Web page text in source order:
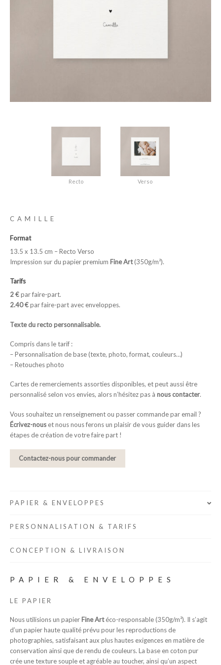
Recto Verso
CAMILLE
Format
13.5 x 13.5 cm – Recto Verso
Impression sur du papier premium Fine Art(350g/m²).
Tarifs
2 €par faire-part.
2.40 €par faire-part avec enveloppes.
Texte du recto personnalisable.
Compris dans le tarif :
– Personnalisation de base (texte, photo, format, couleurs…)
– Retouches photo
Cartes de remerciements assorties disponibles, et peut aussi être
personnalisé selon vos envies, alors n’hésitez pas à nous contacter.
Vous souhaitez un renseignement ou passer commande par email ?
Écrivez-nous et nous nous ferons un plaisir de vous guider dans les
étapes de création de votre faire part !
Contactez-nous pour commander
PAPIER & ENVELOPPES
PERSONNALISATION & TARIFS
CONCEPTION & LIVRAISON
PAPIER & ENVELOPPES
LE PAPIER
Nous utilisions un papier Fine Artéco-responsable (350g/m²). Il s’agit
d’un papier haute qualité prévu pour les reproductions de
photographies, satisfaisant aux plus hautes exigences en matière de
conservation ainsi que de rendu de couleurs. La base en coton pur
crée une texture souple et agréable au toucher, ainsi qu’un aspect